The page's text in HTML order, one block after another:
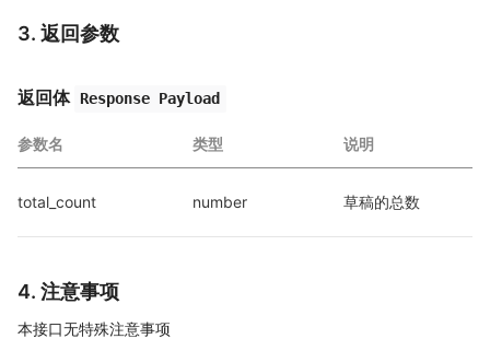
3. 返回参数
返回体 Response Payload
参数名 类型 说明
total_count number 草稿的总数
4. 注意事项
本接口无特殊注意事项